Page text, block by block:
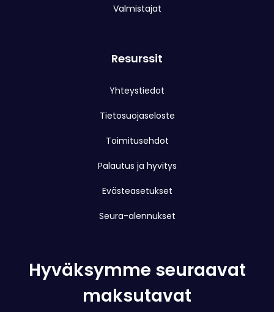
Valmistajat
Resurssit
Yhteystiedot
Tietosuojaseloste
Toimitusehdot
Palautus ja hyvitys
Evästeasetukset
Seura-alennukset
Hyväksymme seuraavat
maksutavat